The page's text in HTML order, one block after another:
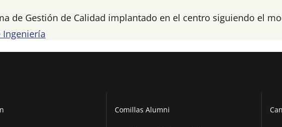
de Gestión de Calidad implantado en el centro siguiendo el
Ingeniería
Comillas Alumni